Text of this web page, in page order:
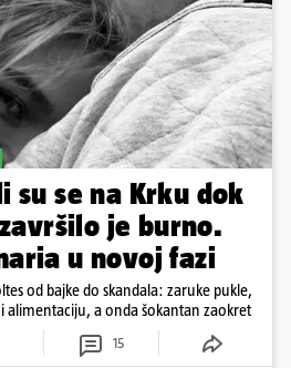
su se na Krku dok
je burno.
u novoj fazi
od bajke do skandala: zaruke pukle,
alimentaciju, a onda šokantan zaokret
15